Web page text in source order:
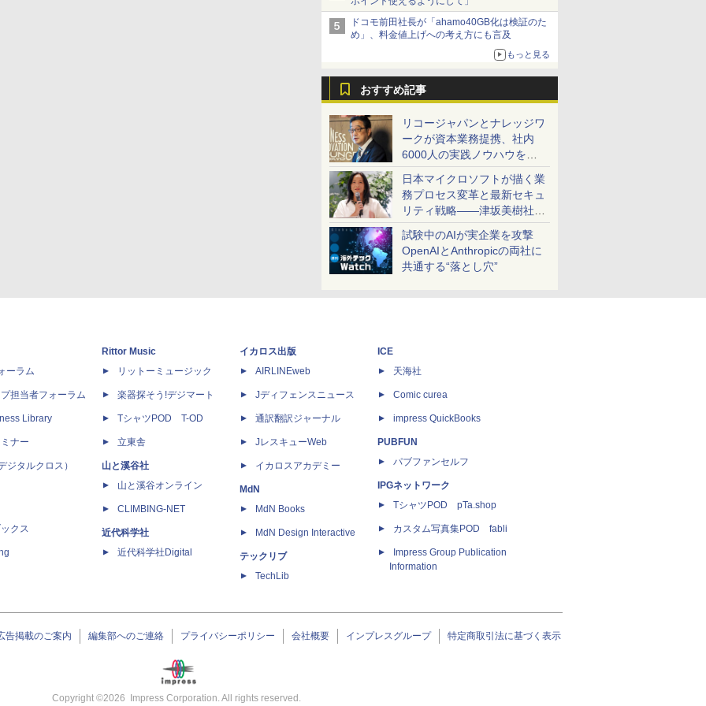
ドコモ前田社長が「ahamo40GB化は検証のた
め」、料金値上げへの考え方にも言及
もっと見る
おすすめ記事
リコージャパンとナレッジワ
ークが資本業務提携、社内
6000人の実践ノウハウを生
かした「AI商談記録 for
RICOH」を展開へ
日本マイクロソフトが描く業
務プロセス変革と最新セキュ
リティ戦略――津坂美樹社長
が2027年度戦略を説明
試験中のAIが実企業を攻撃
OpenAIとAnthropicの両社に
共通する“落とし穴”
ーラム
担当者フォーラム
Library
ナー
ジタルクロス）
クス
Rittor Music
リットーミュージック
楽器探そう!デジマート
TシャツPOD T-OD
立東舎
山と溪谷社
山と溪谷オンライン
CLIMBING-NET
近代科学社
近代科学社Digital
イカロス出版
AIRLINEweb
Jディフェンスニュース
通訳翻訳ジャーナル
JレスキューWeb
イカロスアカデミー
MdN
MdN Books
MdN Design Interactive
テックリブ
TechLib
ICE
天海社
Comic curea
impress QuickBooks
PUBFUN
パブファンセルフ
IPGネットワーク
TシャツPOD pTa.shop
カスタム写真集POD fabli
Impress Group Publication
Information
告掲載のご案内 編集部へのご連絡 プライバシーポリシー 会社概要 インプレスグループ 特定商取引法に基づく表示
Copyright ©2026 Impress Corporation. All rights reserved.